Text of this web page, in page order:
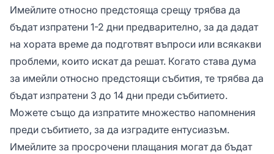
Имейлите относно предстояща срещу трябва да
бъдат изпратени 1-2 дни предварително, за да дадат
на хората време да подготвят въпроси или всякакви
проблеми, които искат да решат. Когато става дума
за имейли относно предстоящи събития, те трябва да
бъдат изпратени 3 до 14 дни преди събитието.
Можете също да изпратите множество напомнения
преди събитието, за да изградите ентусиазъм.
Имейлите за просрочени плащания могат да бъдат